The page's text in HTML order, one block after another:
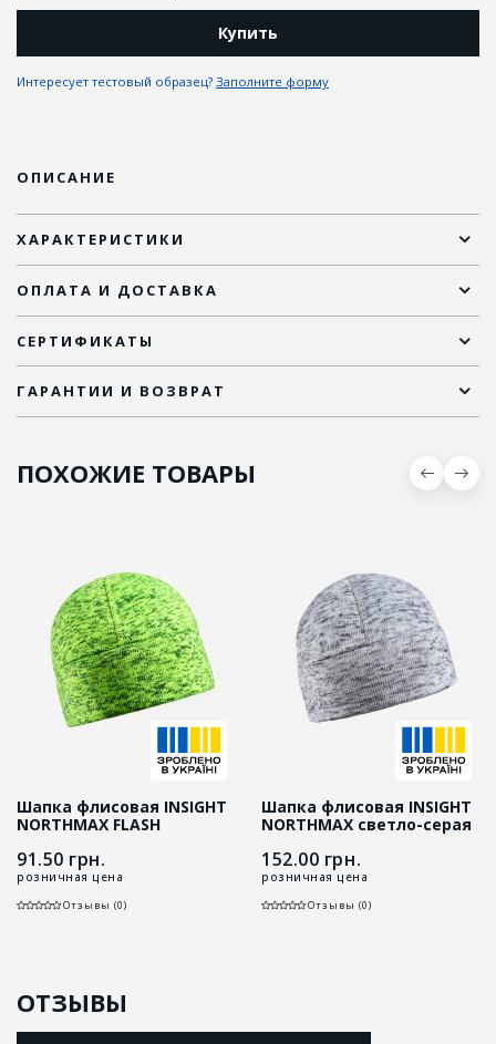
Купить
Интересует тестовый образец? Заполните форму
ОПИСАНИЕ
ХАРАКТЕРИСТИКИ
ОПЛАТА И ДОСТАВКА
СЕРТИФИКАТЫ
ГАРАНТИИ И ВОЗВРАТ
ПОХОЖИЕ ТОВАРЫ
Шапка флисовая INSIGHT
NORTHMAX FLASH
91.50 грн.
розничная цена
Отзывы (0)
Шапка флисовая INSIGHT
NORTHMAX светло-серая
152.00 грн.
розничная цена
Отзывы (0)
ОТЗЫВЫ